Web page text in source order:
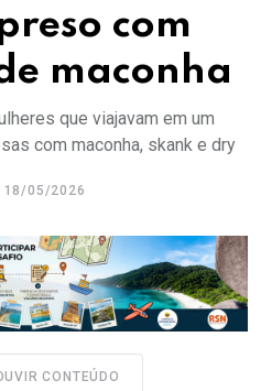
com
maconha
que viajavam em um
com maconha, skank e dry
18/05/2026
CONTEÚDO